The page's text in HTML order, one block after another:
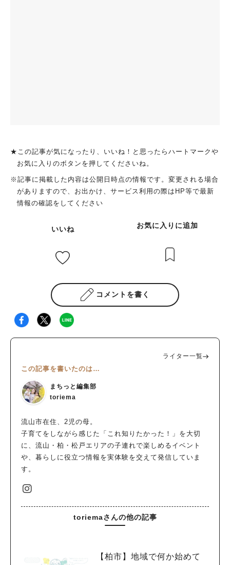
★この記事が気になったり、いいね！と思ったらハートマークや
お気に入りのボタンを押してくださいね。
※記事に掲載した内容は公開日時点の情報です。変更される場合
がありますので、お出かけ、サービス利用の際はHP等で最新
情報の確認をしてください
いいね お気に入りに追加
コメントを書く
ライター一覧
この記事を書いたのは…
まちっと編集部
toriema
流山市在住、2児の母。
子育てをしながら感じた「これ知りたかった！」を大切
に、流山・柏・松戸エリアの子連れで楽しめるイベント
や、暮らしに役立つ情報を実体験を交えて発信していま
す。
toriemaさんの他の記事
【柏市】地域で何か始めて